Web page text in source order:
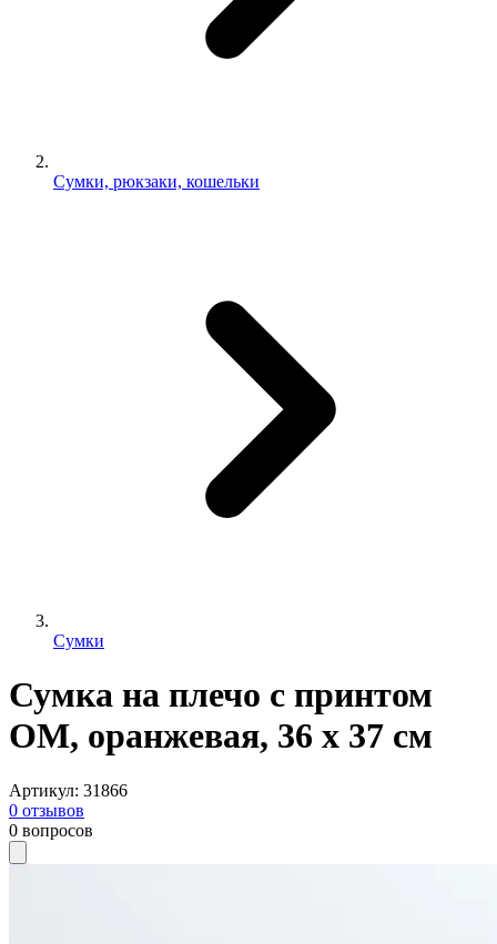
Сумки, рюкзаки, кошельки
Сумки
Сумка на плечо с принтом
ОМ, оранжевая, 36 х 37 см
Артикул: 31866
0 отзывов
0 вопросов